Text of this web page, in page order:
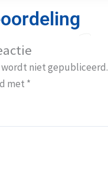
niet gepubliceerd.
met *